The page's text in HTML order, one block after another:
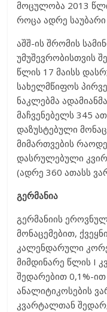
მოცულობა 2013
როცა ადრე საუბარი
აშშ-ის შრომის
უმუშევრობისთვის
წლის 17 მაისს
სახელმწიფოს
ნაკლებმა
მაჩვენებელს 345
დაზუსტებული
მიმართვების
დასრულებული
(ადრე 360 ათასს
გერმანია
გერმანიის
მონაცემებით,
კალენდარული
მიმდინარე წლის I
შედარებით 0,1%-
ანალიტიკოსების
კვარტალთან